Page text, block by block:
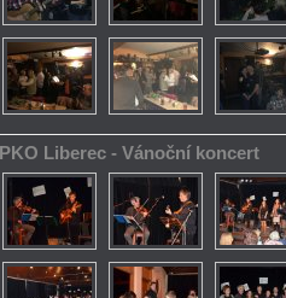
PKO Liberec - Vánoční koncert